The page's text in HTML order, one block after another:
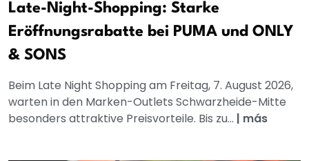
Late-Night-Shopping: Starke
Eröffnungsrabatte bei PUMA und ONLY
& SONS
Beim Late Night Shopping am Freitag, 7. August 2026,
warten in den Marken-Outlets Schwarzheide-Mitte
besonders attraktive Preisvorteile. Bis zu... | más